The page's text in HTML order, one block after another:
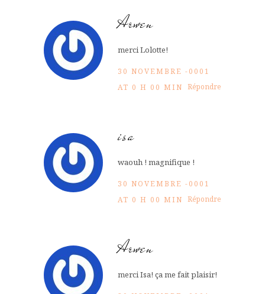
Arwen
merci Lolotte!
30 NOVEMBRE -0001
AT 0 H 00 MIN Répondre
isa
waouh ! magnifique !
30 NOVEMBRE -0001
AT 0 H 00 MIN Répondre
Arwen
merci Isa! ça me fait plaisir!